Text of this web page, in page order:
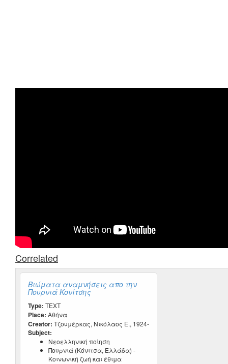
Correlated
Βιώματα αναμνήσεις απο την
Πουρνιά Κονίτσης
Type: TEXT
Place: Αθήνα
Creator: Τζουμέρκας, Νικόλαος Ε., 1924-
Subject:
Νεοελληνική ποίηση
Πουρνιά (Κόνιτσα, Ελλάδα) -
Κοινωνική ζωή και έθιμα